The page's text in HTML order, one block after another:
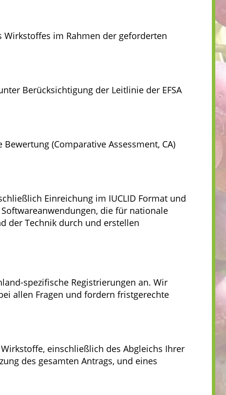
im Rahmen der geforderten
Berücksichtigung der Leitlinie der EFSA
(Comparative Assessment, CA)
Einreichung im IUCLID Format und
die für nationale
der Technik durch und erstellen
spezifische Registrierungen an. Wir
allen Fragen und fordern fristgerechte
einschließlich des Abgleichs Ihrer
des gesamten Antrags, und eines